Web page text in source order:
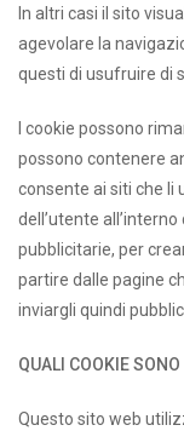
In altri casi il sito
agevolare la
questi di usufruire di
I cookie possono
possono contenere
consente ai siti che li
dell’utente
pubblicitarie, per
partire dalle pagine
inviargli quindi
QUALI COOKIE
Questo sito web